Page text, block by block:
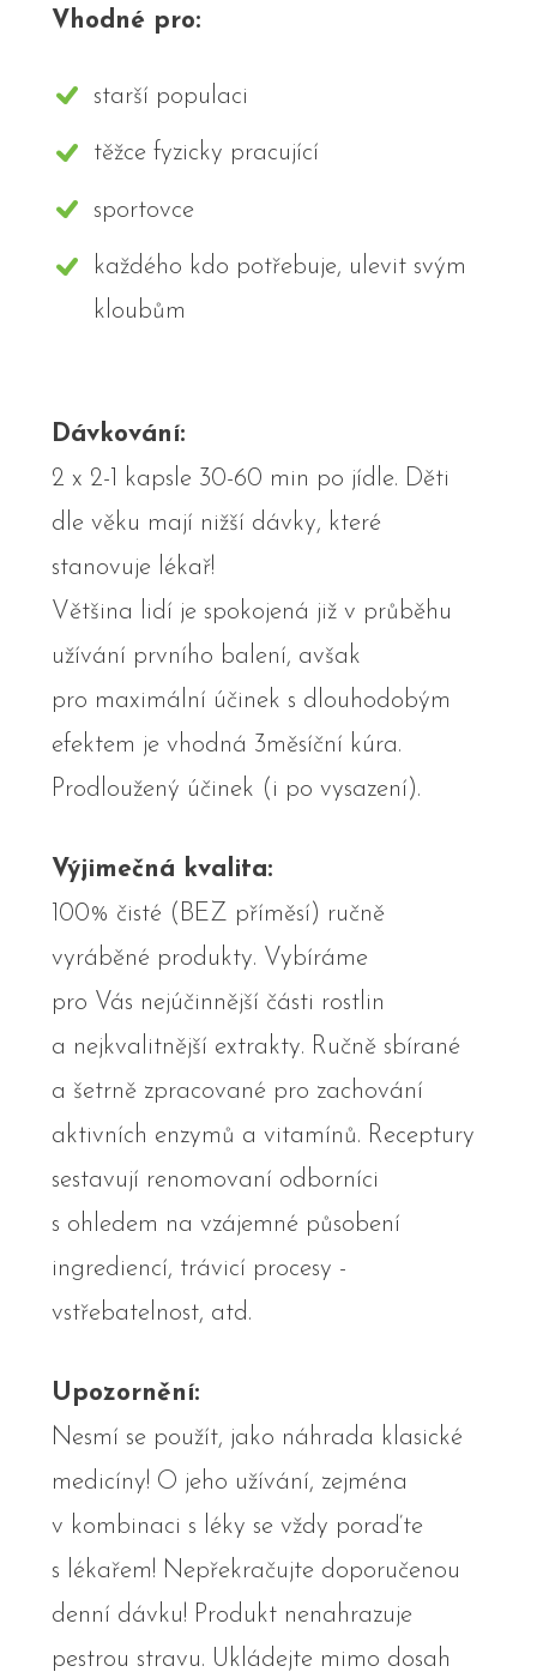
Vhodné pro:
starší populaci
těžce fyzicky pracující
sportovce
každého kdo potřebuje, ulevit svým
kloubům
Dávkování:
2 x 2-1 kapsle 30-60 min po jídle. Děti
dle věku mají nižší dávky, které
stanovuje lékař!
Většina lidí je spokojená již v průběhu
užívání prvního balení, avšak
pro maximální účinek s dlouhodobým
efektem je vhodná 3měsíční kúra.
Prodloužený účinek (i po vysazení).
Výjimečná kvalita:
100% čisté (BEZ příměsí) ručně
vyráběné produkty. Vybíráme
pro Vás nejúčinnější části rostlin
a nejkvalitnější extrakty. Ručně sbírané
a šetrně zpracované pro zachování
aktivních enzymů a vitamínů. Receptury
sestavují renomovaní odborníci
s ohledem na vzájemné působení
ingrediencí, trávicí procesy -
vstřebatelnost, atd.
Upozornění:
Nesmí se použít, jako náhrada klasické
medicíny! O jeho užívání, zejména
v kombinaci s léky se vždy poraďte
s lékařem! Nepřekračujte doporučenou
denní dávku! Produkt nenahrazuje
pestrou stravu. Ukládejte mimo dosah